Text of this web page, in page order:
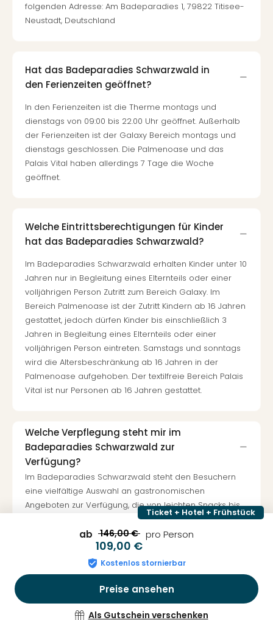
folgenden Adresse: Am Badeparadies 1, 79822 Titisee-
Neustadt, Deutschland
Hat das Badeparadies Schwarzwald in
den Ferienzeiten geöffnet?
In den Ferienzeiten ist die Therme montags und
dienstags von 09:00 bis 22.00 Uhr geöffnet. Außerhalb
der Ferienzeiten ist der Galaxy Bereich montags und
dienstags geschlossen. Die Palmenoase und das
Palais Vital haben allerdings 7 Tage die Woche
geöffnet.
Welche Eintrittsberechtigungen für Kinder
hat das Badeparadies Schwarzwald?
Im Badeparadies Schwarzwald erhalten Kinder unter 10
Jahren nur in Begleitung eines Elternteils oder einer
volljährigen Person Zutritt zum Bereich Galaxy. Im
Bereich Palmenoase ist der Zutritt Kindern ab 16 Jahren
gestattet, jedoch dürfen Kinder bis einschließlich 3
Jahren in Begleitung eines Elternteils oder einer
volljährigen Person eintreten. Samstags und sonntags
wird die Altersbeschränkung ab 16 Jahren in der
Palmenoase aufgehoben. Der textilfreie Bereich Palais
Vital ist nur Personen ab 16 Jahren gestattet.
Welche Verpflegung steht mir im
Badeparadies Schwarzwald zur
Verfügung?
Im Badeparadies Schwarzwald steht den Besuchern
eine vielfältige Auswahl an gastronomischen
Angeboten zur Verfügung, die von leichten Snacks bis
hin zu vollwertigen Mahlzeiten reicht. Es gibt
verschiedene Restaurants, die eine breite Palette an
Speisen anbieten. Diese reichen von regionalen
Schwarzwälder Spezialitäten bis hin zu internationalen
Gerichten.
Ticket + Hotel + Frühstück
ab 146,00 €
109,00 €
pro Person
Kostenlos stornierbar
Preise ansehen
Als Gutschein verschenken